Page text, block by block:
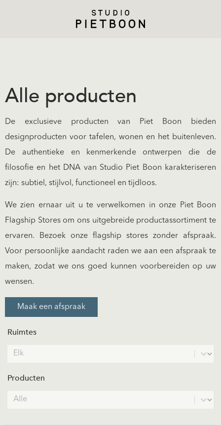
Alle producten
De exclusieve producten van Piet Boon bieden
designproducten voor tafelen, wonen en het buitenleven.
De authentieke en kenmerkende ontwerpen die de
filosofie en het DNA van Studio Piet Boon karakteriseren
zijn: subtiel, stijlvol, functioneel en tijdloos.
We zien ernaar uit u te verwelkomen in onze Piet Boon
Flagship Stores om ons uitgebreide productassortiment te
ervaren. Bezoek onze flagship stores zonder afspraak.
Voor persoonlijke aandacht raden we aan een afspraak te
maken, zodat we ons goed kunnen voorbereiden op uw
wensen.
Maak een afspraak
Ruimtes
Spaces
Select content
Producten
Products
Select content